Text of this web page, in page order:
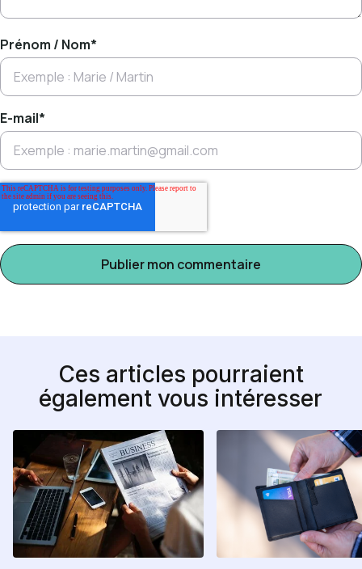
Prénom / Nom*
E-mail*
Ces articles pourraient
également vous intéresser